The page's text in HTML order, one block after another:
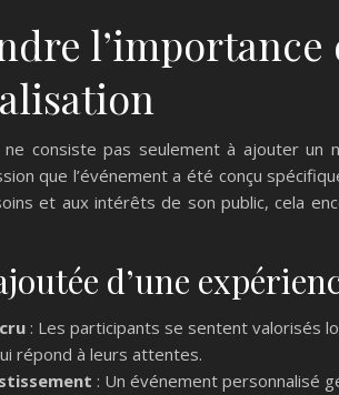
l’importance
ne consiste pas seulement à ajouter
que l’événement a été conçu
et aux intérêts de son public, cela
d’une
: Les participants se sentent valorisés
répond à leurs attentes.
: Un événement personnalisé